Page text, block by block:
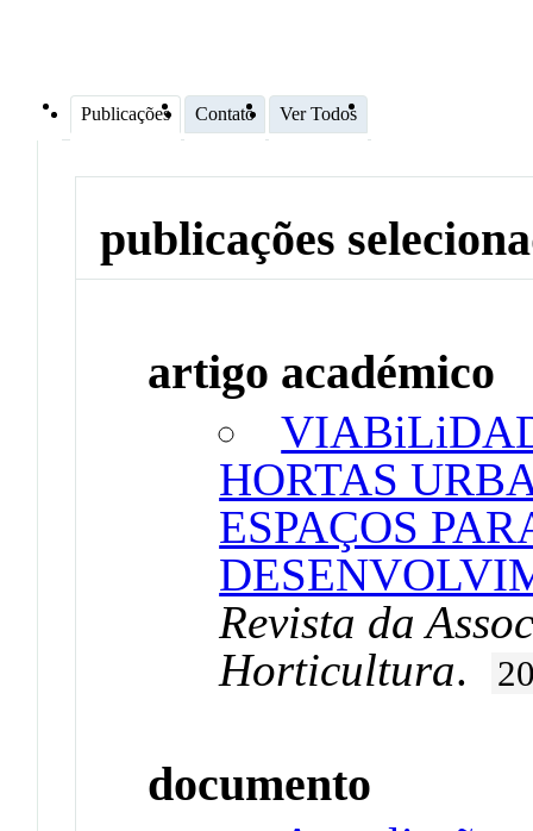
Publicações Contato Ver Todos
publicações
artigo académico
HORTAS
ESPAÇOS
Revista da
Horticultura.
documento